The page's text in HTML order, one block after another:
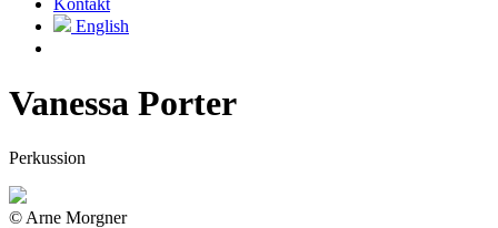
Kontakt
English
Vanessa Porter
Perkussion
© Arne Morgner